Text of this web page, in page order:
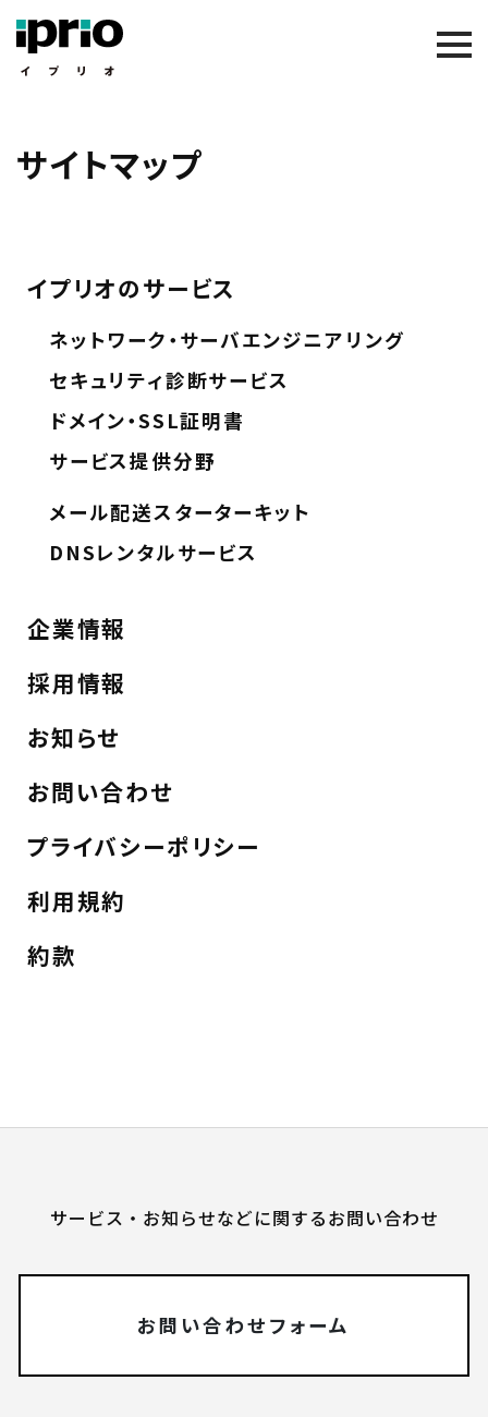
サイトマップ
イプリオのサービス
ネットワーク・サーバエンジニアリング
セキュリティ診断サービス
ドメイン・SSL証明書
サービス提供分野
メール配送スターターキット
DNSレンタルサービス
企業情報
採用情報
お知らせ
お問い合わせ
プライバシーポリシー
利用規約
約款
サービス・お知らせなどに関するお問い合わせ
お問い合わせフォーム